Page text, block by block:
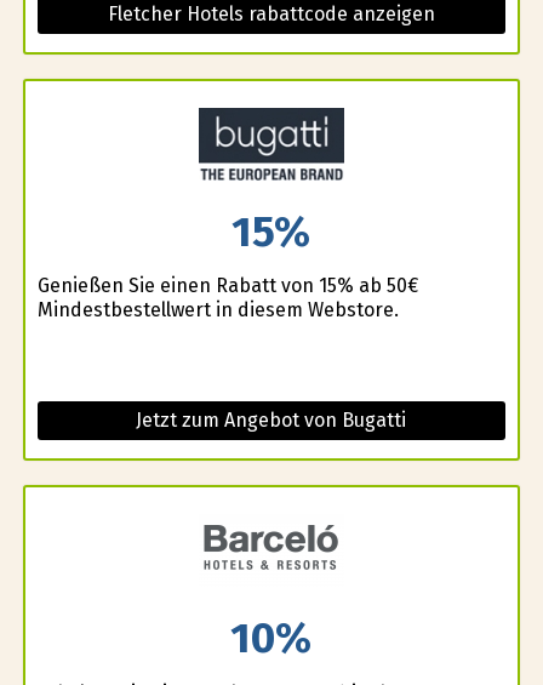
Fletcher Hotels rabattcode anzeigen
15%
Genießen Sie einen Rabatt von 15% ab 50€
Mindestbestellwert in diesem Webstore.
Jetzt zum Angebot von Bugatti
10%